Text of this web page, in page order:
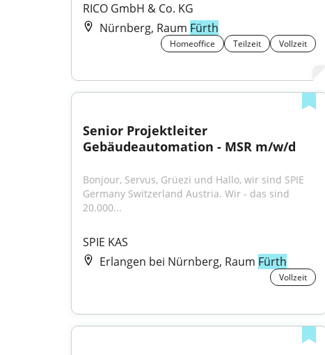
RICO GmbH & Co. KG
Nürnberg, Raum Fürth
Homeoffice Teilzeit Vollzeit
Senior Projektleiter
Gebäudeautomation - MSR m/w/d
Bonjour, Servus, Grüezi und Hallo, wir sind SPIE
Germany Switzerland Austria. Wir - das sind
20.000...
SPIE KAS
Erlangen bei Nürnberg, Raum Fürth
Vollzeit